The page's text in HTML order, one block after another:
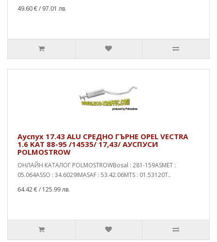
49.60 €/ 97.01 лв.
Ауспух 17.43 ALU СРЕДНО ГЪРНЕ OPEL VECTRA
1.6 KAT 88-95 /14535/ 17,43/ АУСПУСИ
POLMOSTROW
ОНЛАЙН КАТАЛОГ POLMOSTROWBosal : 281-159ASMET :
05.064ASSO : 34.6029IMASAF : 53.42.06MTS : 01.53120T..
64.42 €/ 125.99 лв.